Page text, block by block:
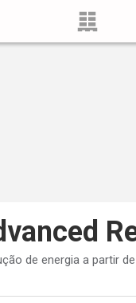
de energia a partir